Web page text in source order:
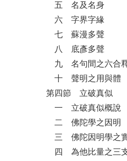
五 名及名身
六 字界字緣
七 蘇漫多聲
八 底彥多聲
九 名句間之六合
十 聲明之用與體
第四節 立破真似
一 立破真似概說
二 佛陀學之因明
三 佛陀因明學之實
四 為他比量之三